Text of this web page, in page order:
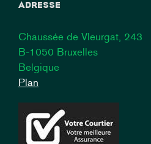
ADRESSE
Chaussée de Vleurgat, 243
B-1050 Bruxelles
Belgique
Plan